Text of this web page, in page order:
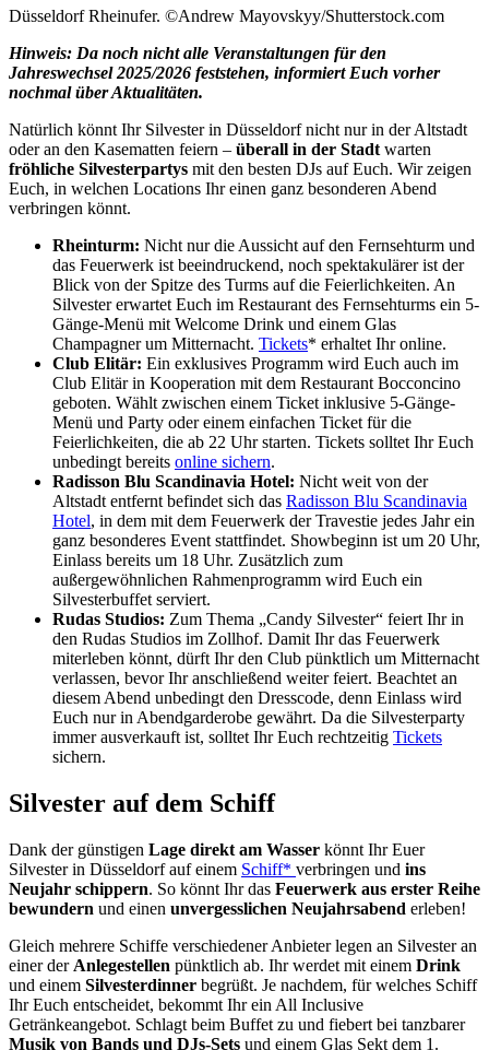
Düsseldorf Rheinufer. ©Andrew Mayovskyy/Shutterstock.com
Hinweis: Da noch nicht alle Veranstaltungen für den
Jahreswechsel 2025/2026 feststehen, informiert Euch vorher
nochmal über Aktualitäten.
Natürlich könnt Ihr Silvester in Düsseldorf nicht nur in der Altstadt
oder an den Kasematten feiern – überall in der Stadt warten
fröhliche Silvesterpartys mit den besten DJs auf Euch. Wir zeigen
Euch, in welchen Locations Ihr einen ganz besonderen Abend
verbringen könnt.
Rheinturm: Nicht nur die Aussicht auf den Fernsehturm und
das Feuerwerk ist beeindruckend, noch spektakulärer ist der
Blick von der Spitze des Turms auf die Feierlichkeiten. An
Silvester erwartet Euch im Restaurant des Fernsehturms ein 5-
Gänge-Menü mit Welcome Drink und einem Glas
Champagner um Mitternacht. Tickets* erhaltet Ihr online.
Club Elitär: Ein exklusives Programm wird Euch auch im
Club Elitär in Kooperation mit dem Restaurant Bocconcino
geboten. Wählt zwischen einem Ticket inklusive 5-Gänge-
Menü und Party oder einem einfachen Ticket für die
Feierlichkeiten, die ab 22 Uhr starten. Tickets solltet Ihr Euch
unbedingt bereits online sichern.
Radisson Blu Scandinavia Hotel: Nicht weit von der
Altstadt entfernt befindet sich das Radisson Blu Scandinavia
Hotel, in dem mit dem Feuerwerk der Travestie jedes Jahr ein
ganz besonderes Event stattfindet. Showbeginn ist um 20 Uhr,
Einlass bereits um 18 Uhr. Zusätzlich zum
außergewöhnlichen Rahmenprogramm wird Euch ein
Silvesterbuffet serviert.
Rudas Studios: Zum Thema „Candy Silvester“ feiert Ihr in
den Rudas Studios im Zollhof. Damit Ihr das Feuerwerk
miterleben könnt, dürft Ihr den Club pünktlich um Mitternacht
verlassen, bevor Ihr anschließend weiter feiert. Beachtet an
diesem Abend unbedingt den Dresscode, denn Einlass wird
Euch nur in Abendgarderobe gewährt. Da die Silvesterparty
immer ausverkauft ist, solltet Ihr Euch rechtzeitig Tickets
sichern.
Silvester auf dem Schiff
Dank der günstigen Lage direkt am Wasser könnt Ihr Euer
Silvester in Düsseldorf auf einem Schiff* verbringen und ins
Neujahr schippern. So könnt Ihr das Feuerwerk aus erster Reihe
bewundern und einen unvergesslichen Neujahrsabend erleben!
Gleich mehrere Schiffe verschiedener Anbieter legen an Silvester an
einer der Anlegestellen pünktlich ab. Ihr werdet mit einem Drink
und einem Silvesterdinner begrüßt. Je nachdem, für welches Schiff
Ihr Euch entscheidet, bekommt Ihr ein All Inclusive
Getränkeangebot. Schlagt beim Buffet zu und fiebert bei tanzbarer
Musik von Bands und DJs-Sets und einem Glas Sekt dem 1.